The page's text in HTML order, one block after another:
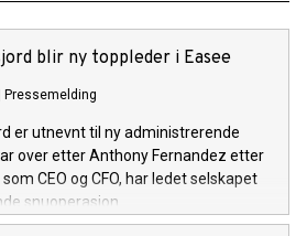
blir ny toppleder i Easee
Pressemelding
er utnevnt til ny administrerende
over etter Anthony Fernandez etter
CEO og CFO, har ledet selskapet
snuoperasjon.